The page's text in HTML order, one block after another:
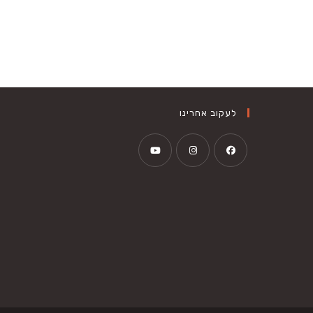
לעקוב אחרינו